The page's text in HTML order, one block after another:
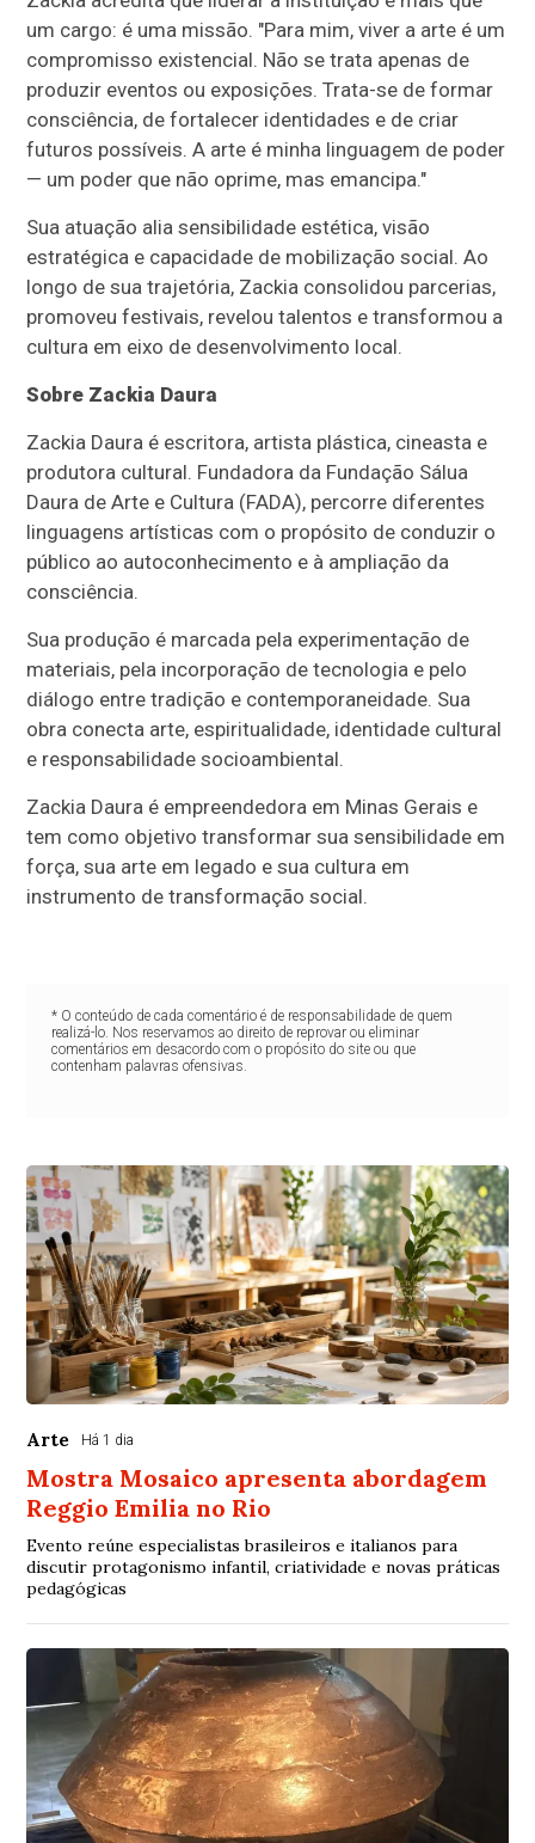
um cargo: é uma missão. "Para mim, viver a arte é um
compromisso existencial. Não se trata apenas de
produzir eventos ou exposições. Trata-se de formar
consciência, de fortalecer identidades e de criar
futuros possíveis. A arte é minha linguagem de poder
— um poder que não oprime, mas emancipa."
Sua atuação alia sensibilidade estética, visão
estratégica e capacidade de mobilização social. Ao
longo de sua trajetória, Zackia consolidou parcerias,
promoveu festivais, revelou talentos e transformou a
cultura em eixo de desenvolvimento local.
Sobre Zackia Daura
Zackia Daura é escritora, artista plástica, cineasta e
produtora cultural. Fundadora da Fundação Sálua
Daura de Arte e Cultura (FADA), percorre diferentes
linguagens artísticas com o propósito de conduzir o
público ao autoconhecimento e à ampliação da
consciência.
Sua produção é marcada pela experimentação de
materiais, pela incorporação de tecnologia e pelo
diálogo entre tradição e contemporaneidade. Sua
obra conecta arte, espiritualidade, identidade cultural
e responsabilidade socioambiental.
Zackia Daura é empreendedora em Minas Gerais e
tem como objetivo transformar sua sensibilidade em
força, sua arte em legado e sua cultura em
instrumento de transformação social.
* O conteúdo de cada comentário é de responsabilidade de quem
realizá-lo. Nos reservamos ao direito de reprovar ou eliminar
comentários em desacordo com o propósito do site ou que
contenham palavras ofensivas.
Arte Há 1 dia
Mostra Mosaico apresenta abordagem
Reggio Emilia no Rio
Evento reúne especialistas brasileiros e italianos para
discutir protagonismo infantil, criatividade e novas práticas
pedagógicas